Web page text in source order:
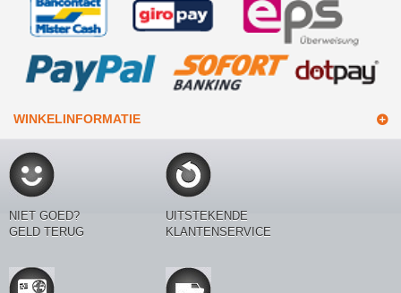
WINKELINFORMATIE
NIET GOED?
GELD TERUG
UITSTEKENDE
KLANTENSERVICE